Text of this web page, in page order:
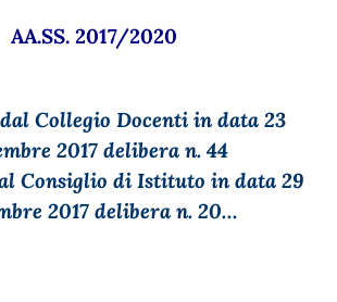
AA.SS. 2017/2020
Collegio Docenti in data 23
2017 delibera n. 44
Consiglio di Istituto in data 29
2017 delibera n. 20…